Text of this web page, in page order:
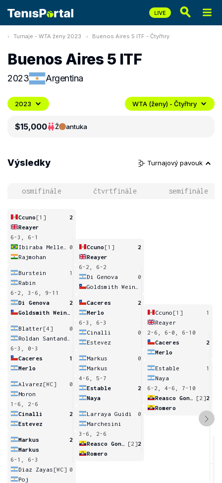
Turnaje - WTA ženy 2023 Buenos Aires 5 ITF - Čtyřhry
Buenos Aires 5 ITF
2023 Argentina
2023 WTA (ženy) - Čtyřhry
$15,000 Ž antuka
Výsledky Turnajový pavouk
osmifinále čtvrtfinále semifinále
Ccuno [1]
2
Reayer
6-3, 6-1
0
Rajmohan
Burstein
1
Rabin
6-2, 3-6, 9-11
Di Genova
2
Blatter[4]
0
6-3, 0-3
Caceres
1
Merlo
Alvarez [WC]
0
Moron
1-6, 2-6
Cinalli
2
Estevez
Markus
2
Markus
6-1, 6-3
Diaz Zayas [WC] 0
Poj
Ccuno [1]
2
Reayer
6-2, 6-2
Di Genova
0
Caceres
2
Merlo
6-3, 6-3
Cinalli
0
Estevez
Markus
0
Markus
4-6, 5-7
Estable
2
Naya
Larraya Guidi
0
Marchesini
3-6, 2-6
[2]2
Romero
Ccuno [1]
1
Reayer
2-6, 6-0, 6-10
Caceres
2
Merlo
Estable
1
Naya
6-2, 4-6, 7-10
[2]2
Romero